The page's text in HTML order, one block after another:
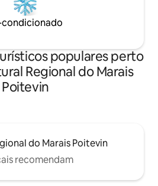
populares perto
Regional do Marais
Poitevin
do Marais Poitevin
recomendam